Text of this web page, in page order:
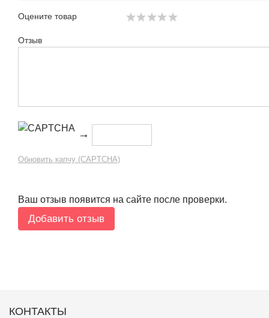
Оцените товар
Отзыв
→
Обновить капчу (CAPTCHA)
Ваш отзыв появится на сайте после проверки.
КОНТАКТЫ